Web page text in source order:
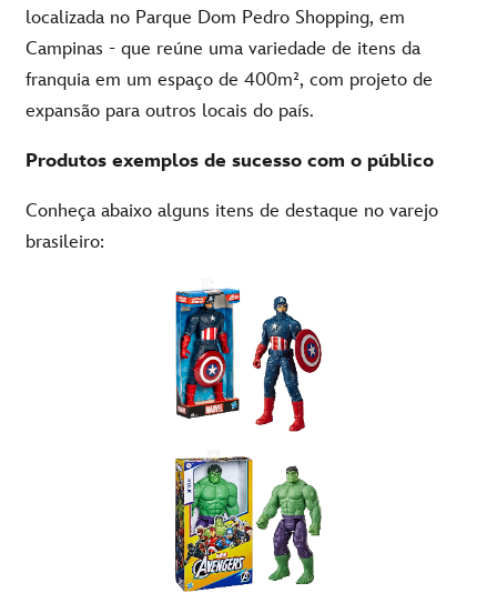
localizada no Parque Dom Pedro Shopping, em
Campinas - que reúne uma variedade de itens da
franquia em um espaço de 400m², com projeto de
expansão para outros locais do país.
Produtos exemplos de sucesso com o público
Conheça abaixo alguns itens de destaque no varejo
brasileiro: